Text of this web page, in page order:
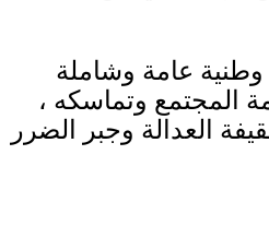
عامة وشاملة
المجتمع وتماسكه ،
العدالة وجبر الضرر